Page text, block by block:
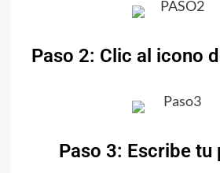
Paso 2: Clic al icono
Paso 3: Escribe tu